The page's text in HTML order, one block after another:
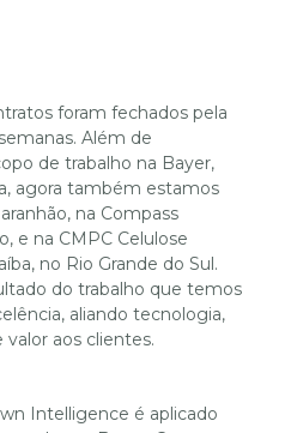
foram fechados pela
Além de
de trabalho na Bayer,
agora também estamos
na Compass
e na CMPC Celulose
no Rio Grande do Sul.
do trabalho que temos
aliando tecnologia,
aos clientes.
Intelligence é aplicado